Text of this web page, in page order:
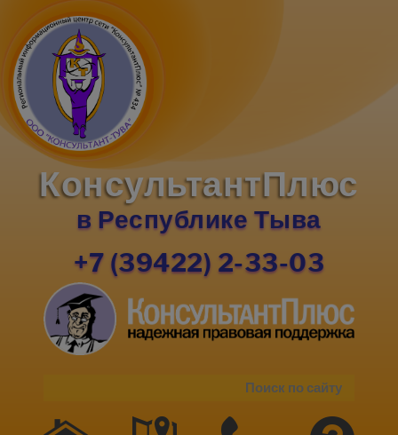
КонсультантПлюс
в Республике Тыва
+7 (39422) 2-33-03